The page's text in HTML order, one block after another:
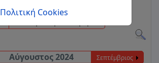
Ανά μήνα
Αύγουστος 2024
Σεπτέμβριος
Πολιτική Cookies